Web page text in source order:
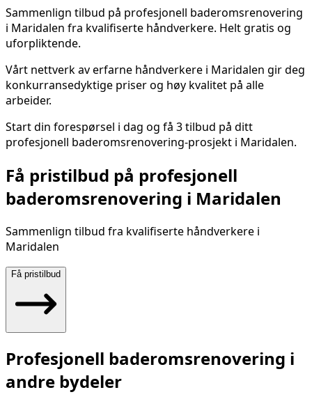
Sammenlign tilbud på profesjonell baderomsrenovering
i Maridalen fra kvalifiserte håndverkere. Helt gratis og
uforpliktende.
Vårt nettverk av erfarne håndverkere i Maridalen gir deg
konkurransedyktige priser og høy kvalitet på alle
arbeider.
Start din forespørsel i dag og få 3 tilbud på ditt
profesjonell baderomsrenovering-prosjekt i Maridalen.
Få pristilbud på profesjonell
baderomsrenovering i Maridalen
Sammenlign tilbud fra kvalifiserte håndverkere i
Maridalen
Få pristilbud
Profesjonell baderomsrenovering i
andre bydeler